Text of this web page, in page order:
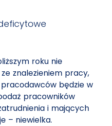
roku nie
znalezieniem pracy,
będzie w
pracowników
i mających
– niewielka.